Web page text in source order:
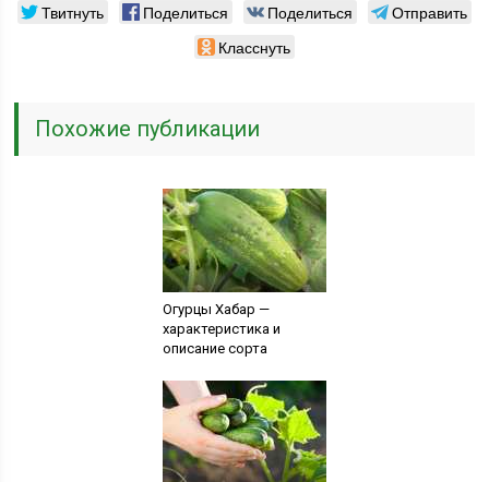
Твитнуть Поделиться Поделиться
Отправить
Класснуть
Похожие публикации
Огурцы Хабар —
характеристика и
описание сорта